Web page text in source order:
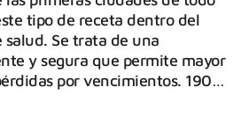
tipo de receta dentro del
Se trata de una
y segura que permite mayor
por vencimientos. 190…